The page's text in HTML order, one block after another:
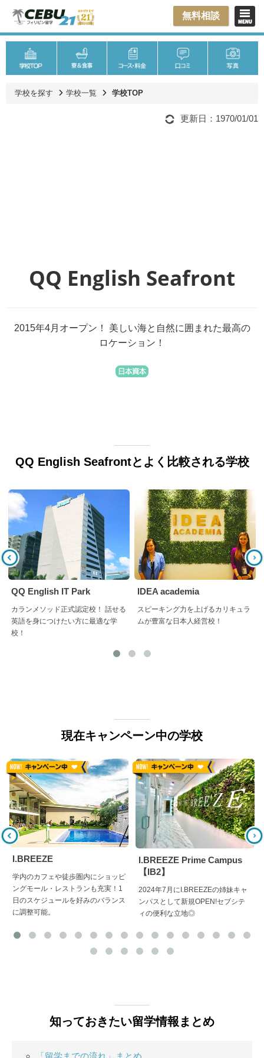
無料相談
学校を探す 学校一覧 学校TOP
更新日：1970/01/01
QQ English Seafront
2015年4月オープン！ 美しい海と自然に囲まれた最高の
ロケーション！
QQ English Seafrontとよく比較される学校
QQ English IT Park
カランメソッド正式認定校！ 話せる
英語を身につけたい方に最適な学
校！
IDEA academia
スピーキング力を上げるカリキュラ
ムが豊富な日本人経営校！
現在キャンペーン中の学校
I.BREEZE
学内のカフェや徒歩圏内にショッピ
ングモール・レストランも充実！1
日のスケジュールを好みのバランス
に調整可能。
I.BREEZE Prime Campus
【IB2】
2024年7月にI.BREEZEの姉妹キャ
ンパスとして新規OPEN!セブシテ
ィの便利な立地◎
知っておきたい留学情報まとめ
「留学までの流れ」まとめ